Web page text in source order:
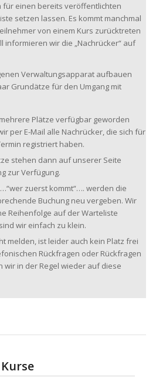
für einen bereits veröffentlichten
setzen lassen. Es kommt manchmal
von einem Kurs zurücktreten
informieren wir die „Nachrücker“ auf
Verwaltungsapparat aufbauen
Grundätze für den Umgang mit
Plätze verfügbar geworden
per E-Mail alle Nachrücker, die sich für
registriert haben.
stehen dann auf unserer Seite
zur Verfügung.
zuerst kommt“…. werden die
Buchung neu vergeben. Wir
Reihenfolge auf der Warteliste
wir einfach zu klein.
melden, ist leider auch kein Platz frei
Rückfragen oder Rückfragen
wir in der Regel wieder auf diese